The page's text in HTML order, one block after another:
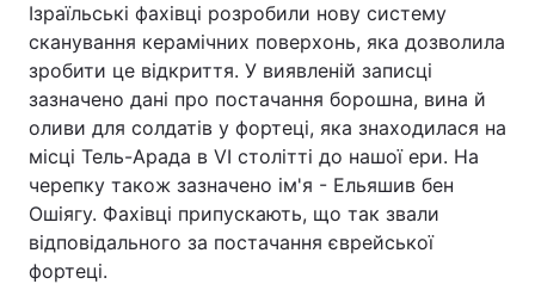
Ізраїльські фахівці розробили нову систему
сканування керамічних поверхонь, яка дозволила
зробити це відкриття. У виявленій записці
зазначено дані про постачання борошна, вина й
оливи для солдатів у фортеці, яка знаходилася на
місці Тель-Арада в VI столітті до нашої ери. На
черепку також зазначено ім'я - Ельяшив бен
Ошіягу. Фахівці припускають, що так звали
відповідального за постачання єврейської
фортеці.